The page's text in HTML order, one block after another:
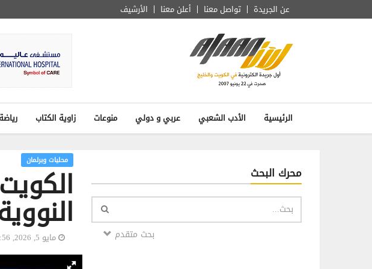
الأرشيف أعلن معنا تواصل معنا عن الجريدة
زاوية الكتاب منوعات عربي و دولي الأدب الشعبي الرئيسية
محليات وبرلمان
مايو 5, 2026, 10:56 م
محرك البحث
بحث متقدم